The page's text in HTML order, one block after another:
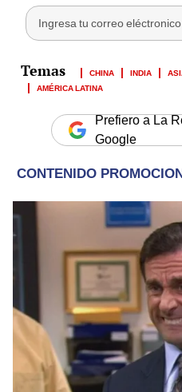
CHINA INDIA
AMÉRICA LATINA
Prefiero a La
Google